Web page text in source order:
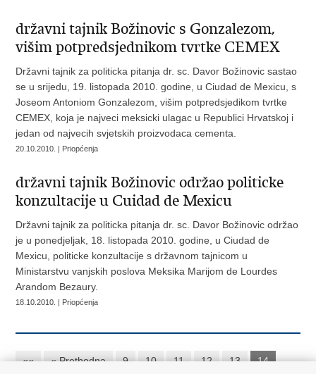
državni tajnik Božinovic s Gonzalezom,
višim potpredsjednikom tvrtke CEMEX
Državni tajnik za politicka pitanja dr. sc. Davor Božinovic sastao
se u srijedu, 19. listopada 2010. godine, u Ciudad de Mexicu, s
Joseom Antoniom Gonzalezom, višim potpredsjedikom tvrtke
CEMEX, koja je najveci meksicki ulagac u Republici Hrvatskoj i
jedan od najvecih svjetskih proizvodaca cementa.
20.10.2010. | Priopćenja
državni tajnik Božinovic održao politicke
konzultacije u Cuidad de Mexicu
Državni tajnik za politicka pitanja dr. sc. Davor Božinovic održao
je u ponedjeljak, 18. listopada 2010. godine, u Ciudad de
Mexicu, politicke konzultacije s državnom tajnicom u
Ministarstvu vanjskih poslova Meksika Marijom de Lourdes
Arandom Bezaury.
18.10.2010. | Priopćenja
«« « Prethodna 9 10 11 12 13 14